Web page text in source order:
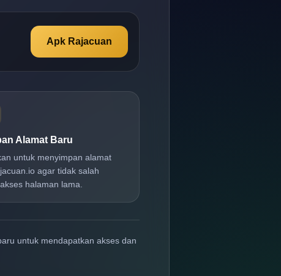
Apk Rajacuan
Alamat Baru
untuk menyimpan alamat
agar tidak salah
halaman lama.
untuk mendapatkan akses dan